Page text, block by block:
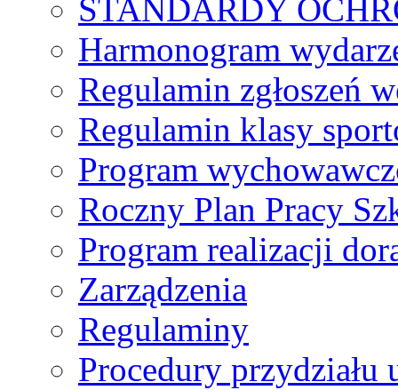
STANDARDY
Harmonogram
Regulamin zgłoszeń
Regulamin klasy
Program
Roczny Plan Pracy
Program realizacji
Zarządzenia
Regulaminy
Procedury